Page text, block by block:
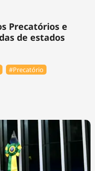
Precatórios e
de estados
#Precatório